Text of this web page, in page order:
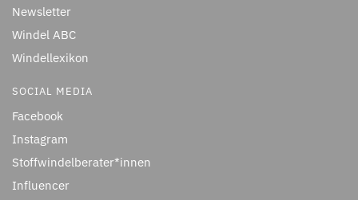
Newsletter
Windel ABC
Windellexikon
SOCIAL MEDIA
Facebook
Instagram
Stoffwindelberater*innen
Influencer